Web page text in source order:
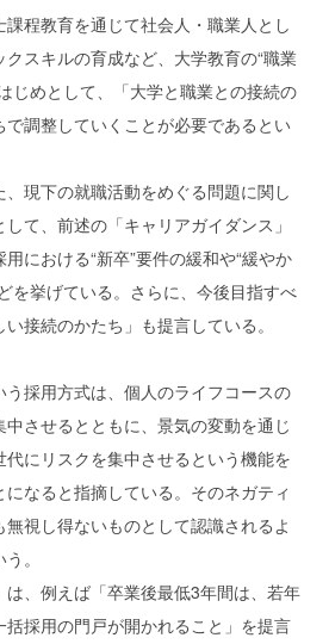
程教育を通じて社会人・職業人とし
スキルの育成など、大学教育の“職業
じめとして、「大学と職業との接続の
調整していくことが必要であるとい
現下の就職活動をめぐる問題に関し
て、前述の「キャリアガイダンス」
における“新卒”要件の緩和や“緩やか
を挙げている。さらに、今後目指すべ
接続のかたち」も提言している。
採用方式は、個人のライフコースの
させるとともに、景気の変動を通じ
にリスクを集中させるという機能を
なると指摘している。そのネガティ
視し得ないものとして認識されるよ
。
、例えば「卒業後最低3年間は、若年
採用の門戸が開かれること」を提言